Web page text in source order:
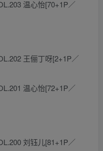
温心怡[70+1P／
王俪丁呀[2+1P／
温心怡[72+1P／
刘钰儿[81+1P／